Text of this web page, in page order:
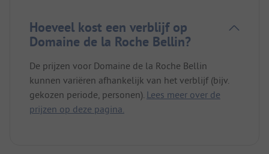
Hoeveel kost een verblijf op
Domaine de la Roche Bellin?
De prijzen voor Domaine de la Roche Bellin
kunnen variëren afhankelijk van het verblijf (bijv.
gekozen periode, personen). Lees meer over de
prijzen op deze pagina.